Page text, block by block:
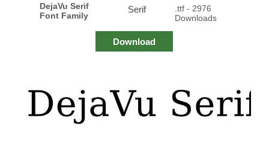
DejaVu Serif
Font Family
Serif
.ttf - 2976
Downloads
Download